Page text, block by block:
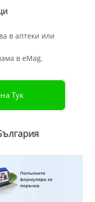
в аптеки или
в eMag.
Тук